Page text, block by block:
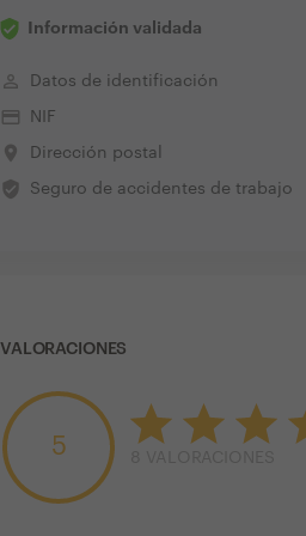
Información validada
perm_identity Datos de identificación
credit_card NIF
place Dirección postal
verified_user Seguro de accidentes de trabajo
VALORACIONES
5